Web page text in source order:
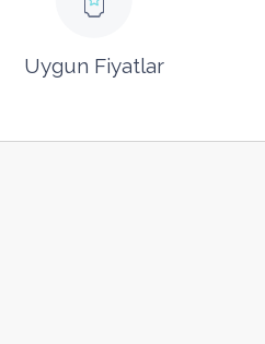
Uygun Fiyatlar